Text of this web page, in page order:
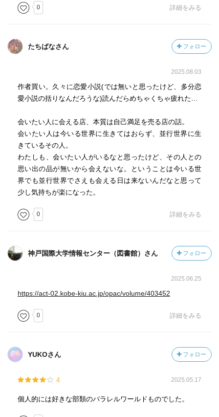
0 詳細をみる
たちばなさん フォロー
2025.08.03
作者買い。久々に恋愛小説(では無いと思ったけど、多分恋
愛小説の括りなんだろうな)読んだらめちゃくちゃ疲れた…
会いたい人に会える店、本質は自己満足を売る店の話。
会いたい人は今いる世界に生きてはおらず、並行世界に生
きているその人。
わたしも、会いたい人がいるなと思ったけど、その人との
思い出の品が無いから会えないな。ということは今いる世
界でも並行世界でさえも会える日は来ないんだなと思って
少し気持ちが楽になった。
0 詳細をみる
神戸国際大学情報センター（図書館）さん フォロー
2025.06.25
https://act-02.kobe-kiu.ac.jp/opac/volume/403452
0 詳細をみる
YUKOさん フォロー
4 2025.05.17
個人的には好きな部類のパラレルワールドものでした。